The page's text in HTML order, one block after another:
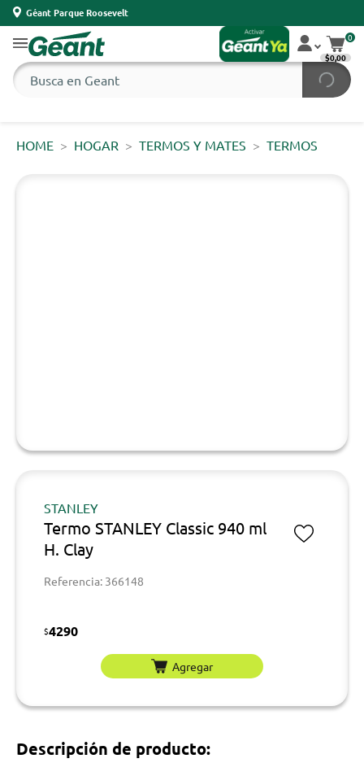
Géant Parque Roosevelt
0
$0,00
HOME HOGAR TERMOS Y MATES TERMOS
STANLEY
Termo STANLEY Classic 940 ml
H. Clay
Referencia: 366148
$4290
Agregar
Descripción de producto: